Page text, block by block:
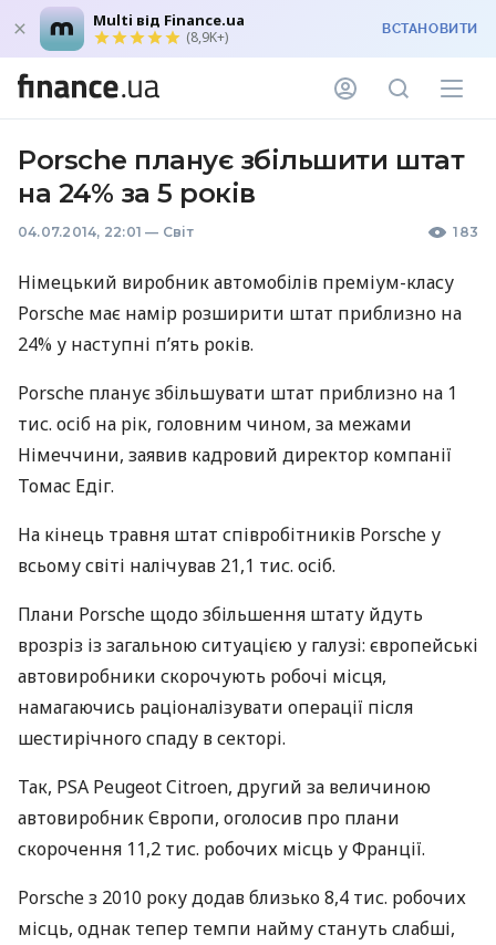
Multi від Finance.ua
(8,9K+) ВСТАНОВИТИ
Porsche планує збільшити штат
на 24% за 5 років
04.07.2014, 22:01 — Світ 183
Німецький виробник автомобілів преміум-класу
Porsche має намір розширити штат приблизно на
24% у наступні п’ять років.
Porsche планує збільшувати штат приблизно на 1
тис. осіб на рік, головним чином, за межами
Німеччини, заявив кадровий директор компанії
Томас Едіг.
На кінець травня штат співробітників Porsche у
всьому світі налічував 21,1 тис. осіб.
Плани Porsche щодо збільшення штату йдуть
врозріз із загальною ситуацією у галузі: європейські
автовиробники скорочують робочі місця,
намагаючись раціоналізувати операції після
шестирічного спаду в секторі.
Так, PSA Peugeot Citroen, другий за величиною
автовиробник Європи, оголосив про плани
скорочення 11,2 тис. робочих місць у Франції.
Porsche з 2010 року додав близько 8,4 тис. робочих
місць, однак тепер темпи найму стануть слабші,